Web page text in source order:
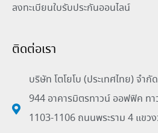
ลงทะเบียนใบรับประกันออนไลน์
ติดต่อเรา
บริษัท โตโยโบ (ประเทศไทย) จำกัด
944 อาคารมิตรทาวน์ ออฟฟิค ทา
1103-1106 ถนนพระราม 4 แขว